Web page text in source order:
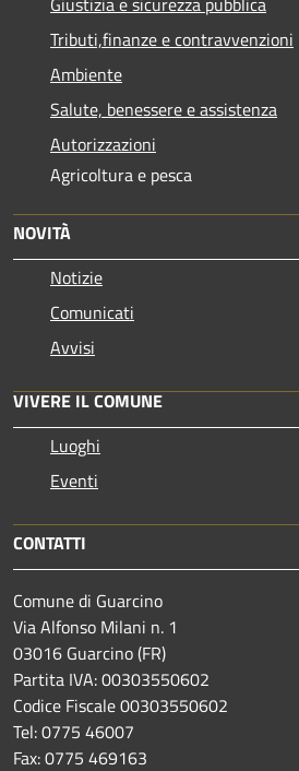
Tributi,finanze e contravvenzioni
Ambiente
Salute, benessere e assistenza
Autorizzazioni
Agricoltura e pesca
NOVITÀ
Notizie
Comunicati
Avvisi
VIVERE IL COMUNE
Luoghi
Eventi
CONTATTI
Comune di Guarcino
Via Alfonso Milani n. 1
03016 Guarcino (FR)
Partita IVA: 00303550602
Codice Fiscale 00303550602
Tel: 0775 46007
Fax: 0775 469163